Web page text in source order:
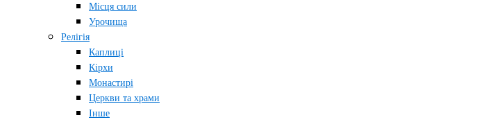
Місця сили
Урочища
Релігія
Каплиці
Кірхи
Монастирі
Церкви та храми
Інше